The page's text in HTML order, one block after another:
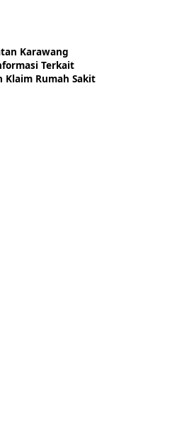
Karawang
Terkait
Klaim Rumah Sakit